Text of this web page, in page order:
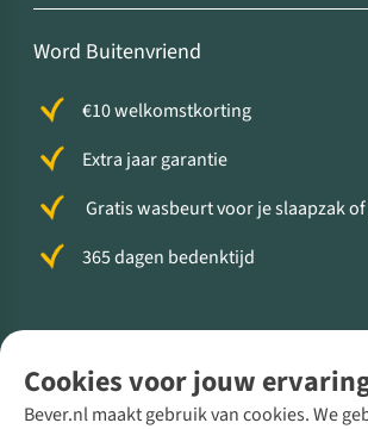
Cookies voor jouw
Bever.nl maakt gebruik van cookies. We
Word Buitenvriend
€10 welkomstkorting
Extra jaar garantie
Gratis wasbeurt voor je slaapzak
365 dagen bedenktijd